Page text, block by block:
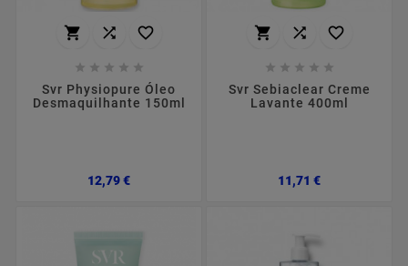
  
    
Svr Physiopure Óleo
Desmaquilhante 150ml
12,79 €Preço
  
    
Svr Sebiaclear Creme
Lavante 400ml
11,71 €Preço